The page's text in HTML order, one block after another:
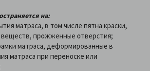
на:
матраса, в том числе пятна краски,
прожженные отверстия;
матраса, деформированные в
матраса при переноске или